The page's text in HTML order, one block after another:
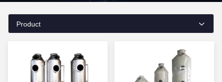
Product